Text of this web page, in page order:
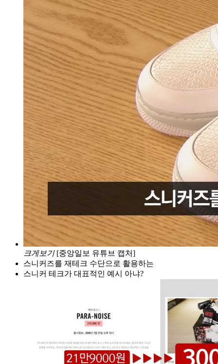
크게보기 [중앙일보 유튜브 캡처]
스니커즈를 재테크 수단으로 활용하는
스니커 테크가 대표적인 예시 아냐?